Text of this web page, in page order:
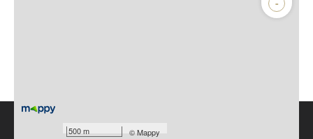
-
500 m ©Mappy
Parlons de vous, parlons biens